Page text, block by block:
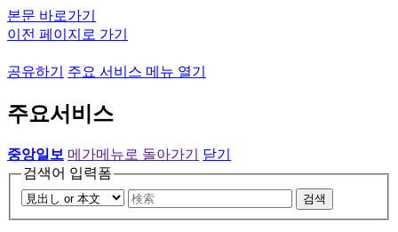
본문 바로가기
이전 페이지로 가기
공유하기 주요 서비스 메뉴 열기
주요서비스
중앙일보 메가메뉴로 돌아가기
닫기
검색어 입력폼
검색